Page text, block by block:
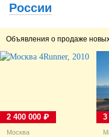
России
Объявления о продаже
Москва
2 400 000 ₽ 3